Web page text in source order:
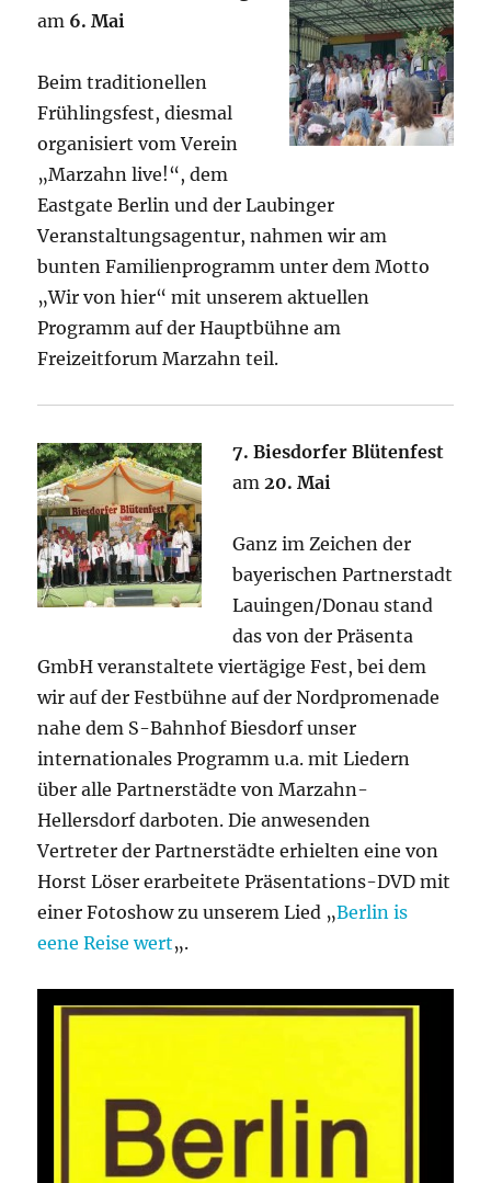
am 6. Mai
Beim traditionellen
Frühlingsfest, diesmal
organisiert vom Verein
„Marzahn live!“, dem
Eastgate Berlin und der Laubinger
Veranstaltungsagentur, nahmen wir am
bunten Familienprogramm unter dem Motto
„Wir von hier“ mit unserem aktuellen
Programm auf der Hauptbühne am
Freizeitforum Marzahn teil.
7. Biesdorfer Blütenfest
am 20. Mai
Ganz im Zeichen der
bayerischen Partnerstadt
Lauingen/Donau stand
das von der Präsenta
GmbH veranstaltete viertägige Fest, bei dem
wir auf der Festbühne auf der Nordpromenade
nahe dem S-Bahnhof Biesdorf unser
internationales Programm u.a. mit Liedern
über alle Partnerstädte von Marzahn-
Hellersdorf darboten. Die anwesenden
Vertreter der Partnerstädte erhielten eine von
Horst Löser erarbeitete Präsentations-DVD mit
einer Fotoshow zu unserem Lied „Berlin is
eene Reise wert„.